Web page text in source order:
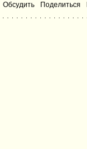
Обсудить Поделиться